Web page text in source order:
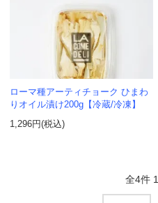
ローマ種アーティチョーク ひまわ
りオイル漬け200g【冷蔵/冷凍】
1,296円(税込)
全4件 1